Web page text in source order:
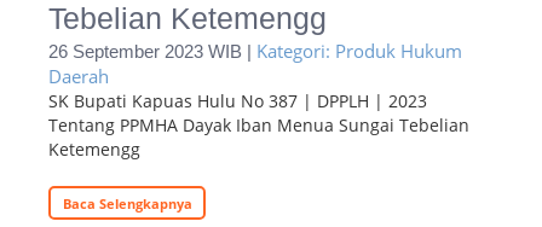
Tebelian Ketemengg
26 September 2023 WIB | Kategori: Produk Hukum
Daerah
SK Bupati Kapuas Hulu No 387 | DPPLH | 2023
Tentang PPMHA Dayak Iban Menua Sungai Tebelian
Ketemengg
Baca Selengkapnya